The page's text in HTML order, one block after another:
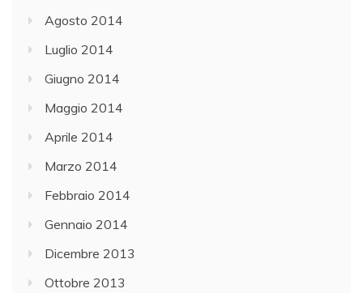
Agosto 2014
Luglio 2014
Giugno 2014
Maggio 2014
Aprile 2014
Marzo 2014
Febbraio 2014
Gennaio 2014
Dicembre 2013
Ottobre 2013